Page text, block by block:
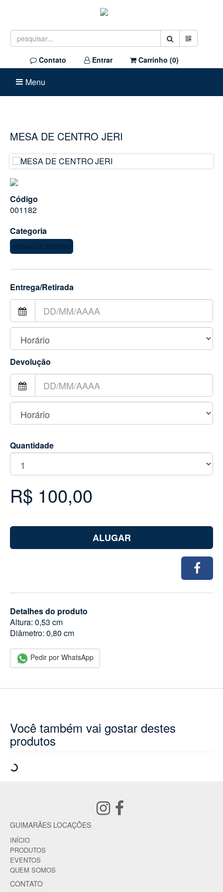
Contato Entrar Carrinho (0)
Menu
MESA DE CENTRO JERI
Código
001182
Categoria
MESAS DE CENTRO
Entrega/Retirada
Devolução
Quantidade
R$ 100,00
ALUGAR
Detalhes do produto
Altura: 0,53 cm
Diâmetro: 0,80 cm
Pedir por WhatsApp
Você também vai gostar destes
produtos
GUIMARÃES LOCAÇÕES
INÍCIO
PRODUTOS
EVENTOS
QUEM SOMOS
CONTATO